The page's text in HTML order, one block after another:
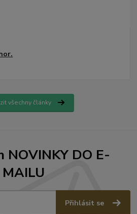
všechny články
NOVINKY DO E-
MAILU
Přihlásit se